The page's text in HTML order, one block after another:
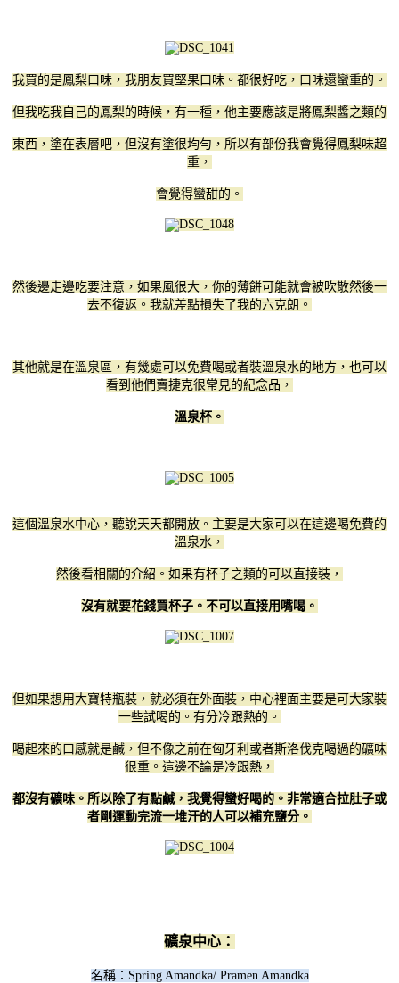
我買的是鳳梨口味，我朋友買堅果口味。都很好吃，口味還蠻重的。
但我吃我自己的鳳梨的時候，有一種，他主要應該是將鳳梨醬之類的
東西，塗在表層吧，但沒有塗很均勻，所以有部份我會覺得鳳梨味超
重，
會覺得蠻甜的。
然後邊走邊吃要注意，如果風很大，你的薄餅可能就會被吹散然後一
去不復返。我就差點損失了我的六克朗。
其他就是在溫泉區，有幾處可以免費喝或者裝溫泉水的地方，也可以
看到他們賣捷克很常見的紀念品，
溫泉杯。
這個溫泉水中心，聽說天天都開放。主要是大家可以在這邊喝免費的
溫泉水，
然後看相關的介紹。如果有杯子之類的可以直接裝，
沒有就要花錢買杯子。不可以直接用嘴喝。
但如果想用大寶特瓶裝，就必須在外面裝，中心裡面主要是可大家裝
一些試喝的。有分冷跟熱的。
喝起來的口感就是鹹，但不像之前在匈牙利或者斯洛伐克喝過的礦味
很重。這邊不論是冷跟熱，
都沒有礦味。所以除了有點鹹，我覺得蠻好喝的。非常適合拉肚子或
者剛運動完流一堆汗的人可以補充鹽分。
礦泉中心：
名稱： Spring Amandka/ Pramen Amandka